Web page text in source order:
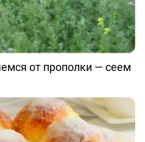
от прополки — сеем